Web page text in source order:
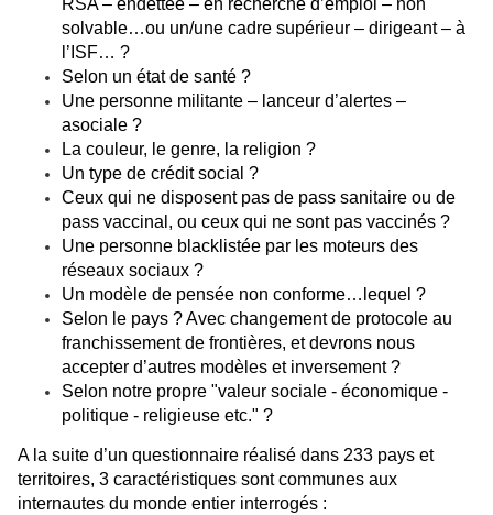
RSA – endettée – en recherche d’emploi – non
solvable…ou un/une cadre supérieur – dirigeant – à
l’ISF… ?
Selon un état de santé ?
Une personne militante – lanceur d’alertes –
asociale ?
La couleur, le genre, la religion ?
Un type de crédit social ?
Ceux qui ne disposent pas de pass sanitaire ou de
pass vaccinal, ou ceux qui ne sont pas vaccinés ?
Une personne blacklistée par les moteurs des
réseaux sociaux ?
Un modèle de pensée non conforme…lequel ?
Selon le pays ? Avec changement de protocole au
franchissement de frontières, et devrons nous
accepter d’autres modèles et inversement ?
Selon notre propre "valeur sociale - économique -
politique - religieuse etc." ?
A la suite d’un questionnaire réalisé dans 233 pays et
territoires, 3 caractéristiques sont communes aux
internautes du monde entier interrogés :